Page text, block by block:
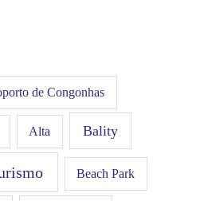
de Congonhas
Alta Bality
Beach Park